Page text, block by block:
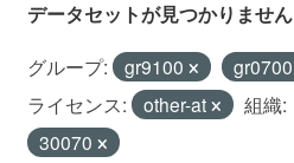
データセットが見つかりません
グループ: gr9100
gr0700
ライセンス:
other-at
組織:
30070